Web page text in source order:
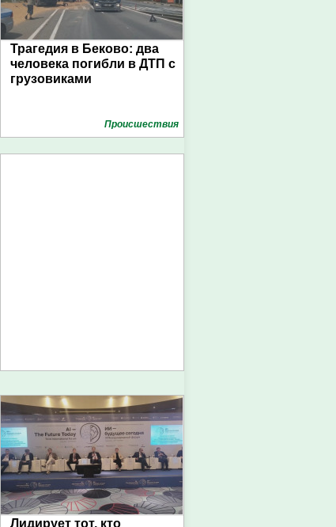
Трагедия в Беково: два
человека погибли в ДТП с
грузовиками
Проиcшествия
Лидирует тот, кто